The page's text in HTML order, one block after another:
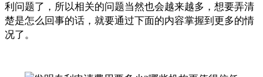
利问题了，所以相关的问题当然也会越来越多，想要弄清
楚是怎么回事的话，就要通过下面的内容掌握到更多的情
况了。